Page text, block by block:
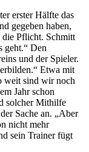
erster Hälfte das
gegeben haben,
Pflicht. Schmitt
geht.“ Den
und der Spieler.
Etwa mit
weit sind wir noch
Jahr schon
solcher Mithilfe
Sache an. „Aber
nicht mehr
sein Trainer fügt